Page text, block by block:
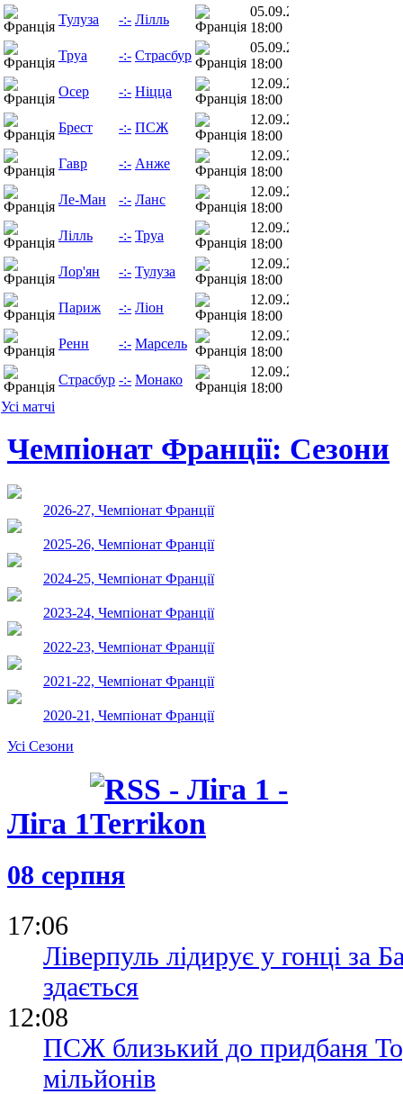
Тулуза
-:- Лілль
05.09.26
18:00
Труа
-:- Страсбур
05.09.26
18:00
Осер
-:- Ніцца
12.09.26
18:00
Брест
-:- ПСЖ
12.09.26
18:00
Гавр
-:- Анже
12.09.26
18:00
Ле-Ман
-:- Ланс
12.09.26
18:00
Лілль
-:- Труа
12.09.26
18:00
Лор'ян
-:- Тулуза
12.09.26
18:00
Париж
-:- Ліон
12.09.26
18:00
Ренн
-:- Марсель
12.09.26
18:00
Страсбур -:- Монако
12.09.26
18:00
Усі матчі
Чемпіонат Франції: Сезони
2026-27, Чемпіонат Франції
2025-26, Чемпіонат Франції
2024-25, Чемпіонат Франції
2023-24, Чемпіонат Франції
2022-23, Чемпіонат Франції
2021-22, Чемпіонат Франції
2020-21, Чемпіонат Франції
Усі Сезони
Ліга 1
08 серпня
17:06
Ліверпуль лідирує у гонці за
здається
12:08
ПСЖ близький до придбаня
мільйонів